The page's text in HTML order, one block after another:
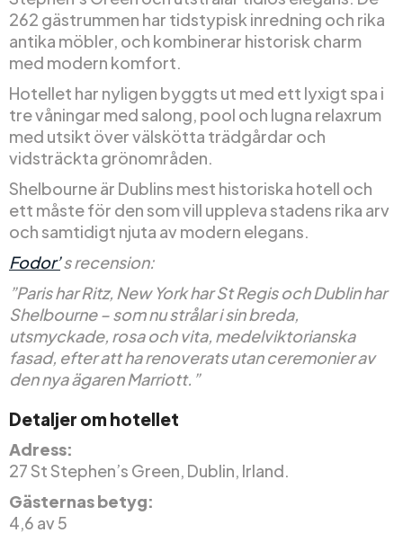
262 gästrummen har tidstypisk inredning och rika
antika möbler, och kombinerar historisk charm
med modern komfort.
Hotellet har nyligen byggts ut med ett lyxigt spa i
tre våningar med salong, pool och lugna relaxrum
med utsikt över välskötta trädgårdar och
vidsträckta grönområden.
Shelbourne är Dublins mest historiska hotell och
ett måste för den som vill uppleva stadens rika arv
och samtidigt njuta av modern elegans.
Fodor’s recension:
”Paris har Ritz, New York har St Regis och Dublin har
Shelbourne – som nu strålar i sin breda,
utsmyckade, rosa och vita, medelviktorianska
fasad, efter att ha renoverats utan ceremonier av
den nya ägaren Marriott.”
Detaljer om hotellet
Adress:
27 St Stephen’s Green, Dublin, Irland.
Gästernas betyg:
4,6 av 5